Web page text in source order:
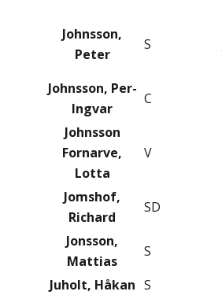
Johnsson,
Peter
S
Johnsson, Per-
Ingvar
C
Johnsson
Fornarve,
Lotta
V
Jomshof,
Richard
SD
Jonsson,
Mattias
S
Juholt, Håkan S